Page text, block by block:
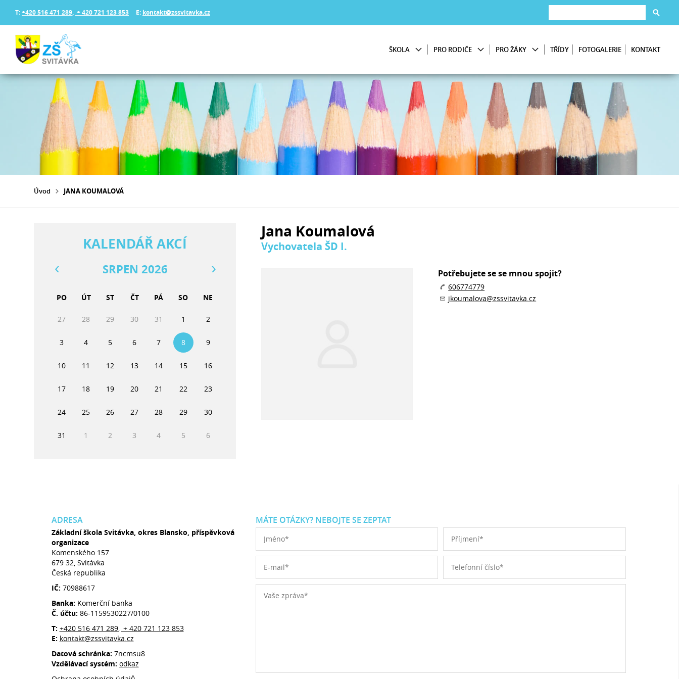
T:+420 516 471 289, + 420 721 123 853 E: kontakt@zssvitavka.cz
ŠKOLA PRO RODIČE PRO ŽÁKY TŘÍDY FOTOGALERIE KONTAKT
Úvod JANA KOUMALOVÁ
Jana Koumalová
Vychovatela ŠD I.
Potřebujete se se mnou spojit?
606774779
jkoumalova@zssvitavka.cz
KALENDÁŘ AKCÍ
SRPEN 2026
PO ÚT ST ČT PÁ SO NE
27 28 29 30 31 1 2
3 4 5 6 7 8 9
10 11 12 13 14 15 16
17 18 19 20 21 22 23
24 25 26 27 28 29 30
31 1 2 3 4 5 6
ADRESA
Základní škola Svitávka, okres Blansko, příspěvková
organizace
Komenského 157
679 32, Svitávka
Česká republika
IČ: 70988617
Banka: Komerční banka
Č. účtu: 86-1159530227/0100
T: +420 516 471 289, + 420 721 123 853
E: kontakt@zssvitavka.cz
Datová schránka: 7ncmsu8
Vzdělávací systém: odkaz
MÁTE OTÁZKY? NEBOJTE SE ZEPTAT